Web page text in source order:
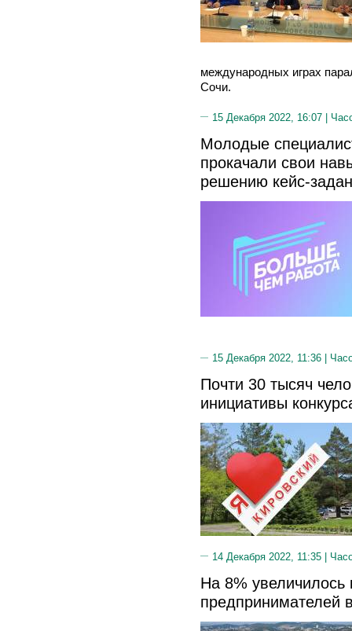
международных играх
Сочи.
15 Декабря 2022, 16:07 |
Молодые
прокачали свои
решению кейс-
15 Декабря 2022, 11:36 |
Почти 30 тысяч
инициативы
14 Декабря 2022, 11:35 |
На 8% увеличилось
предпринимателей